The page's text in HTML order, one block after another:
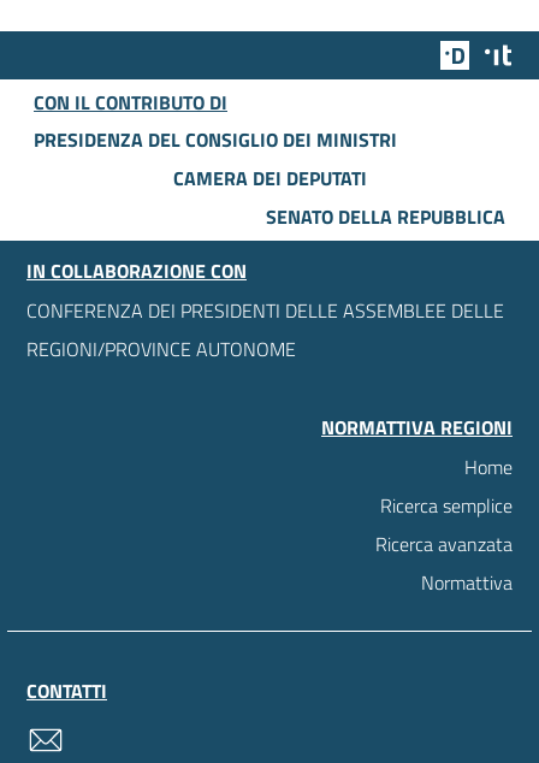
Team
CON IL CONTRIBUTO DI
PRESIDENZA DEL CONSIGLIO DEI MINISTRI
CAMERA DEI DEPUTATI
SENATO DELLA REPUBBLICA
IN COLLABORAZIONE CON
CONFERENZA DEI PRESIDENTI DELLE ASSEMBLEE DELLE
REGIONI/PROVINCE AUTONOME
NORMATTIVA REGIONI
Home
Ricerca semplice
Ricerca avanzata
Normattiva
CONTATTI